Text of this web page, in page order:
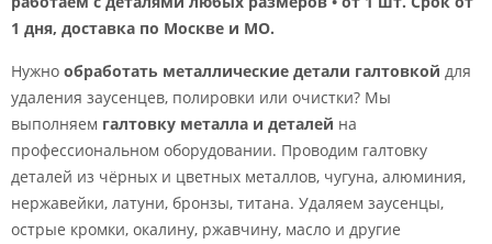
1 дня, доставка по Москве и МО.
Нужно обработать металлические детали галтовкой для
удаления заусенцев, полировки или очистки? Мы
выполняем галтовку металла и деталей на
профессиональном оборудовании. Проводим галтовку
деталей из чёрных и цветных металлов, чугуна, алюминия,
нержавейки, латуни, бронзы, титана. Удаляем заусенцы,
острые кромки, окалину, ржавчину, масло и другие